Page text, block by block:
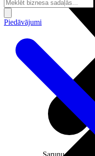
Sarunu pieslēgumi
Piedāvājumi